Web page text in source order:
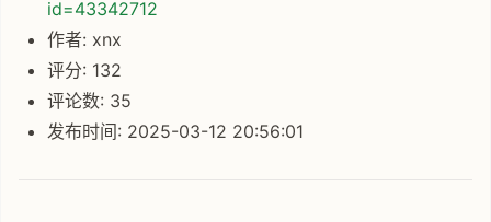
id=43342712
作者: xnx
评分: 132
评论数: 35
发布时间: 2025-03-12 20:56:01